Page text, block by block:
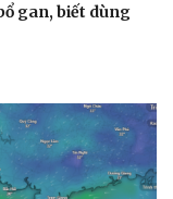
gan, biết dùng